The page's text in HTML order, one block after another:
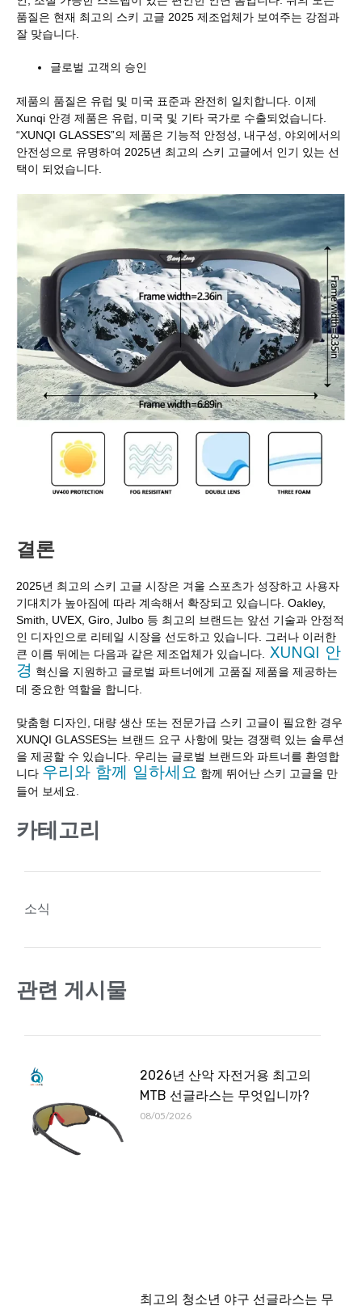
품질은 현재 최고의 스키 고글 2025 제조업체가 보여주는 강점과
잘 맞습니다.
글로벌 고객의 승인
제품의 품질은 유럽 및 미국 표준과 완전히 일치합니다. 이제
Xunqi 안경 제품은 유럽, 미국 및 기타 국가로 수출되었습니다.
“XUNQI GLASSES”의 제품은 기능적 안정성, 내구성, 야외에서의
안전성으로 유명하여 2025년 최고의 스키 고글에서 인기 있는 선
택이 되었습니다.
결론
2025년 최고의 스키 고글 시장은 겨울 스포츠가 성장하고 사용자
기대치가 높아짐에 따라 계속해서 확장되고 있습니다. Oakley,
Smith, UVEX, Giro, Julbo 등 최고의 브랜드는 앞선 기술과 안정적
인 디자인으로 리테일 시장을 선도하고 있습니다. 그러나 이러한
큰 이름 뒤에는 다음과 같은 제조업체가 있습니다. XUNQI 안
경 혁신을 지원하고 글로벌 파트너에게 고품질 제품을 제공하는
데 중요한 역할을 합니다.
맞춤형 디자인, 대량 생산 또는 전문가급 스키 고글이 필요한 경우
XUNQI GLASSES는 브랜드 요구 사항에 맞는 경쟁력 있는 솔루션
을 제공할 수 있습니다. 우리는 글로벌 브랜드와 파트너를 환영합
니다 우리와 함께 일하세요 함께 뛰어난 스키 고글을 만
들어 보세요.
카테고리
소식
관련 게시물
2026년 산악 자전거용 최고의
MTB 선글라스는 무엇입니까?
08/05/2026
최고의 청소년 야구 선글라스는 무